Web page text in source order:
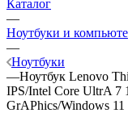
Каталог
—
Ноутбуки и
—
Ноутбуки
—Ноутбук Lenovo
IPS/Intel Core UltrA 7
GrAPhics/Windows